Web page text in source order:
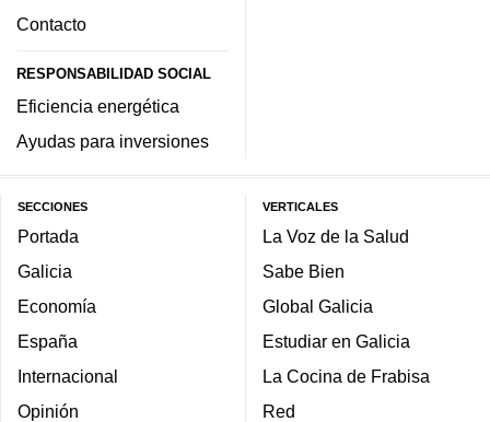
Contacto
RESPONSABILIDAD SOCIAL
Eficiencia energética
Ayudas para inversiones
SECCIONES
Portada
Galicia
Economía
España
Internacional
Opinión
VERTICALES
La Voz de la Salud
Sabe Bien
Global Galicia
Estudiar en Galicia
La Cocina de Frabisa
Red